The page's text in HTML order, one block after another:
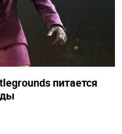
питается